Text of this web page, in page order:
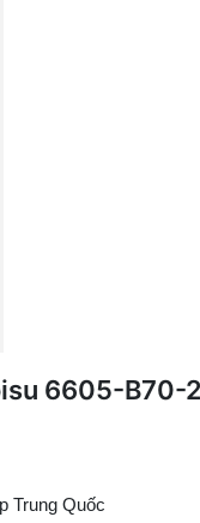
6605-B70-
Trung Quốc